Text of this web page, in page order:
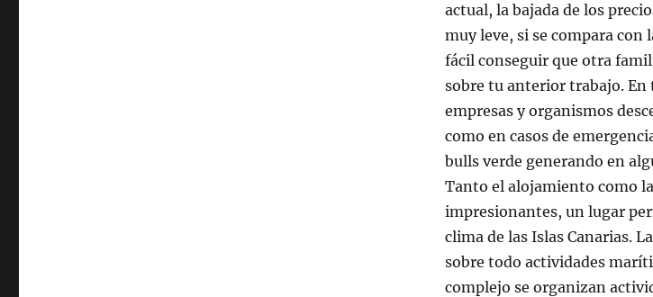
actual, la bajada de los
muy leve, si se compara con
fácil conseguir que otra
sobre tu anterior trabajo.
empresas y organismos
como en casos de
bulls verde generando en
Tanto el alojamiento como
impresionantes, un lugar
clima de las Islas Canarias.
sobre todo actividades
complejo se organizan